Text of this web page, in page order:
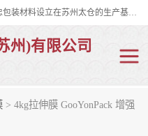
双忠包装材料（苏州）有限公司是上海双忠包装材料设立在苏州太仓的生产基地，占地约2万平米，产品主要有打孔缠绕膜，拉伸蜂窝纸，集装箱充气袋，滑托板，打包带，裹包网兜，防滑纸等箱体和托盘的运输和保护性包材。固永包材®，GooYon Pack®，是我们保护性包装材料的专属品牌。
州)有限公司
> 4kg拉伸膜 GooYonPack 增强